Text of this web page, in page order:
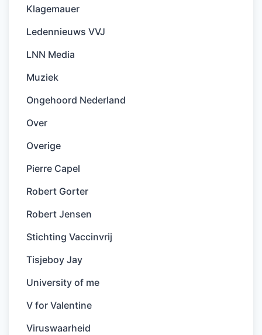
Klagemauer
Ledennieuws VVJ
LNN Media
Muziek
Ongehoord Nederland
Over
Overige
Pierre Capel
Robert Gorter
Robert Jensen
Stichting Vaccinvrij
Tisjeboy Jay
University of me
V for Valentine
Viruswaarheid